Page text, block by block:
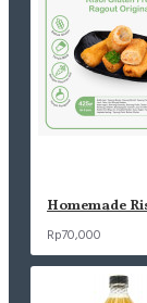
Homemade
Rp70,000